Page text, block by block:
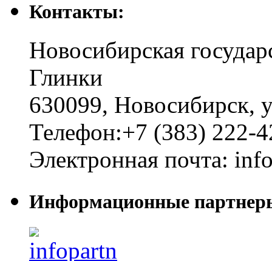
Контакты:
Новосибирская
Глинки
630099, Новосибирск,
Телефон:+7 (383) 222-
Электронная почта:
Информационные